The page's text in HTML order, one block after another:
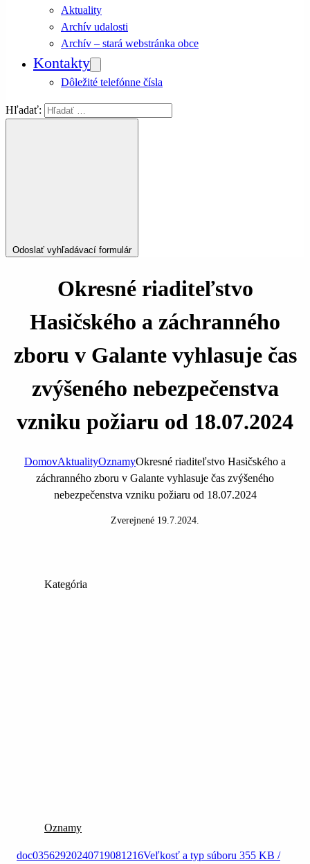
Aktuality
Archív udalosti
Archív – stará webstránka obce
Kontakty
Dôležité telefónne čísla
Hľadať:
Odoslať vyhľadávací formulár
Okresné riaditeľstvo
Hasičského a záchranného
zboru v Galante vyhlasuje čas
zvýšeného nebezpečenstva
vzniku požiaru od 18.07.2024
DomovAktualityOznamyOkresné riaditeľstvo Hasičského a
záchranného zboru v Galante vyhlasuje čas zvýšeného
nebezpečenstva vzniku požiaru od 18.07.2024
Zverejnené 19.7.2024
Kategória
Oznamy
doc03562920240719081216Veľkosť a typ súboru 355 KB /